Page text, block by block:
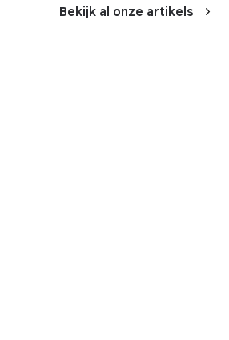
Bekijk al onze artikels